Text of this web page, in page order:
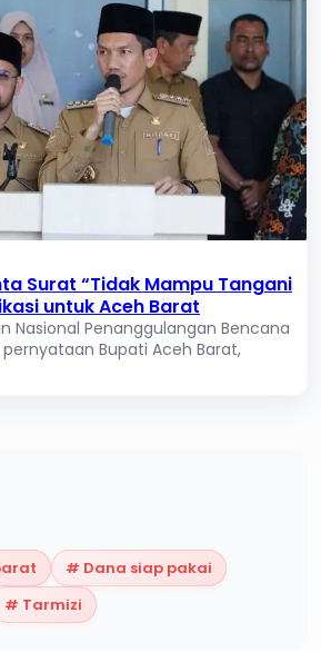
Surat “Tidak Mampu Tangani
untuk Aceh Barat
Nasional Penanggulangan Bencana
pernyataan Bupati Aceh Barat,
# Dana siap pakai
# Tarmizi